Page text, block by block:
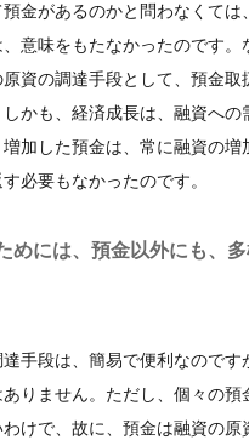
金があるのかと問わなくては
意味をもたなかったのです
資の調達手段として、預金
かも、経済成長は、融資へ
加した預金は、常に融資の
必要もなかったのです。
めには、預金以外にも、
手段は、簡易で便利なので
りません。ただし、個々の
けで、故に、預金は融資の原